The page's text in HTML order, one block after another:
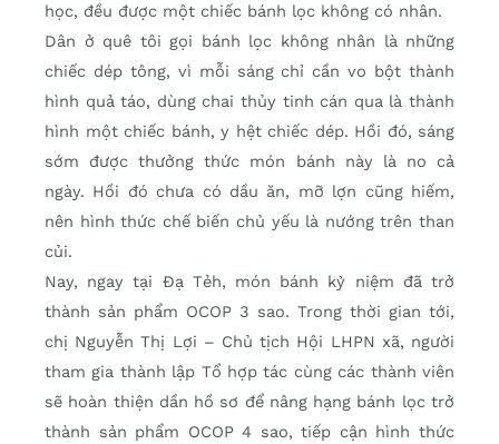
học, đều được một chiếc bánh lọc không có nhân.
Dân ở quê tôi gọi bánh lọc không nhân là những
chiếc dép tông, vì mỗi sáng chỉ cần vo bột thành
hình quả táo, dùng chai thủy tinh cán qua là thành
hình một chiếc bánh, y hệt chiếc dép. Hồi đó, sáng
sớm được thưởng thức món bánh này là no cả
ngày. Hồi đó chưa có dầu ăn, mỡ lợn cũng hiếm,
nên hình thức chế biến chủ yếu là nướng trên than
củi.
Nay, ngay tại Đạ Tẻh, món bánh kỷ niệm đã trở
thành sản phẩm OCOP 3 sao. Trong thời gian tới,
chị Nguyễn Thị Lợi – Chủ tịch Hội LHPN xã, người
tham gia thành lập Tổ hợp tác cùng các thành viên
sẽ hoàn thiện dần hồ sơ để nâng hạng bánh lọc trở
thành sản phẩm OCOP 4 sao, tiếp cận hình thức